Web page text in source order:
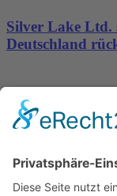
Silver Lake Ltd.
Deutschland
Weniger
adseed startet
Wichtiges
Impressum